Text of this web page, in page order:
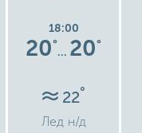
18:00
20°
… 20°
22°
Лед н/д